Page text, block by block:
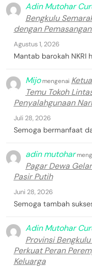
Adin Mutohar
Bengkulu
dengan
Agustus 1, 2026
Mantab barokah NKRI
Mijomengenai
Temu Tokoh
Penyalahgunaan
Juli 28, 2026
Semoga bermanfaat
adin mutohar
Pagar Dewa
Pasir Putih
Juni 28, 2026
Semoga tambah
Adin Mutohar
Provinsi
Perkuat Peran
Keluarga